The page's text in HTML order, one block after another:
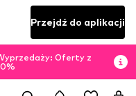
Przejdź do aplikacji
Oferty z